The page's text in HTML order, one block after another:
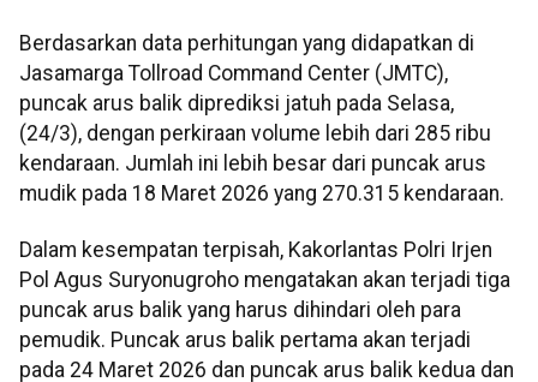
Berdasarkan data perhitungan yang didapatkan di
Jasamarga Tollroad Command Center (JMTC),
puncak arus balik diprediksi jatuh pada Selasa,
(24/3), dengan perkiraan volume lebih dari 285 ribu
kendaraan. Jumlah ini lebih besar dari puncak arus
mudik pada 18 Maret 2026 yang 270.315 kendaraan.
Dalam kesempatan terpisah, Kakorlantas Polri Irjen
Pol Agus Suryonugroho mengatakan akan terjadi tiga
puncak arus balik yang harus dihindari oleh para
pemudik. Puncak arus balik pertama akan terjadi
pada 24 Maret 2026 dan puncak arus balik kedua dan